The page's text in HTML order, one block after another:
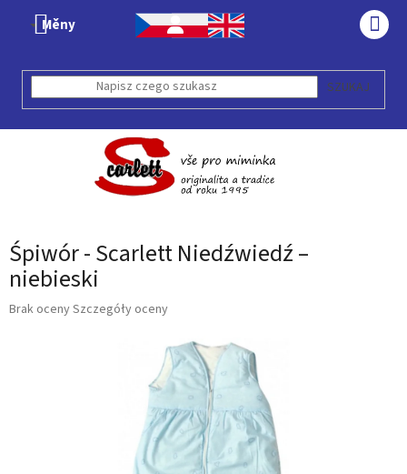
Měny
SZUKAJ
Śpiwór - Scarlett Niedźwiedź –
niebieski
Średnia
Brak ocenySzczegóły oceny